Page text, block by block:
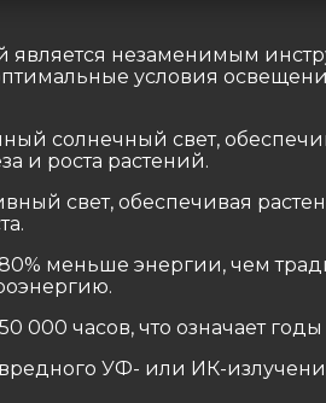
является незаменимым
условия
солнечный свет,
и роста растений.
свет, обеспечивая
80% меньше энергии, чем
000 часов, что означает
УФ- или ИК-